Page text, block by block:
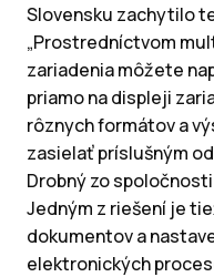
Slovensku zachytilo
„Prostredníctvom
zariadenia môžete
priamo na displeji
rôznych formátov a
zasielať príslušným
Drobný zo
Jedným z riešení je
dokumentov a
elektronických